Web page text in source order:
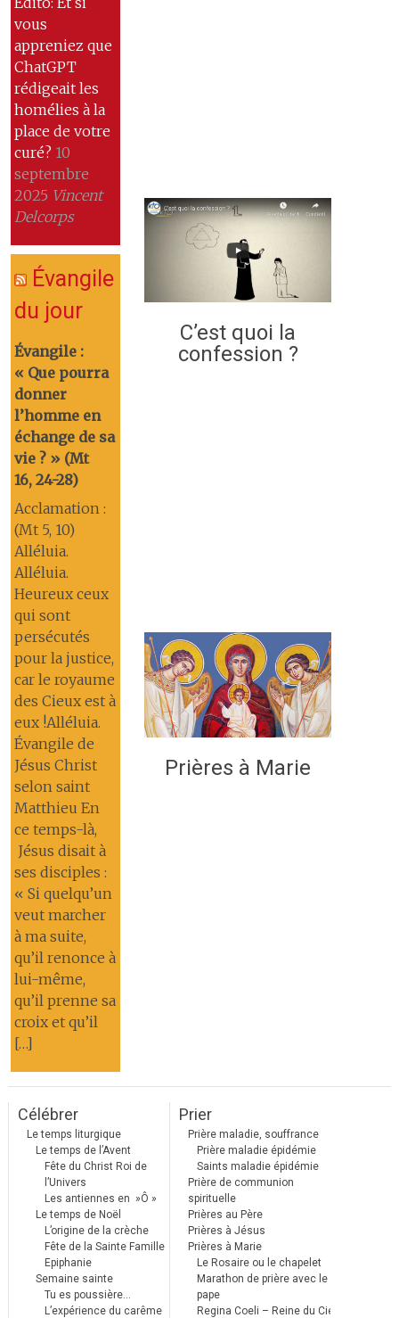
vous
appreniez que
ChatGPT
rédigeait les
homélies à la
place de votre
curé? 10
septembre
2025 Vincent
Delcorps
Évangile
du jour
Évangile :
« Que pourra
donner
l’homme en
échange de sa
vie ? » (Mt
16, 24-28)
Acclamation :
(Mt 5, 10)
Alléluia.
Alléluia.
Heureux ceux
qui sont
persécutés
pour la justice,
car le royaume
des Cieux est à
eux !Alléluia.
Évangile de
Jésus Christ
selon saint
Matthieu En
ce temps-là,
Jésus disait à
ses disciples :
« Si quelqu’un
veut marcher
à ma suite,
qu’il renonce à
lui-même,
qu’il prenne sa
croix et qu’il
[…]
C’est quoi la
confession ?
Prières à Marie
Célébrer
Le temps liturgique
Le temps de l’Avent
Fête du Christ Roi de
l’Univers
Les antiennes en »Ô »
Le temps de Noël
L’origine de la crèche
Fête de la Sainte Famille
Epiphanie
Semaine sainte
Tu es poussière…
L’expérience du carême
Prier
Prière maladie, souffrance
Prière maladie épidémie
Saints maladie épidémie
Prière de communion
spirituelle
Prières au Père
Prières à Jésus
Prières à Marie
Le Rosaire ou le chapelet
Marathon de prière avec le
pape
Regina Coeli – Reine du Ciel